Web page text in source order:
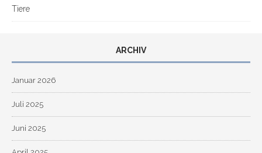
Tiere
ARCHIV
Januar 2026
Juli 2025
Juni 2025